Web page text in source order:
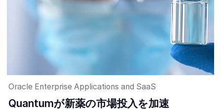
Oracle Enterprise Applications and SaaS
Quantumが新薬の市場投入を加速